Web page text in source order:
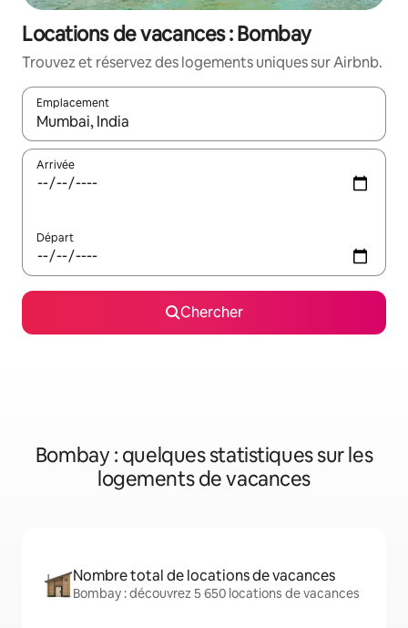
Locations de vacances : Bombay
Trouvez et réservez des logements uniques sur Airbnb.
Emplacement
Quand les résultats sont affichés, parcourez-les en utilisant
Arrivée
Départ
Chercher
Bombay : quelques statistiques sur les
logements de vacances
Nombre total de locations de vacances
Bombay : découvrez 5 650 locations de vacances